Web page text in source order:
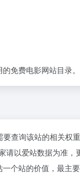
免费电影网站目录。
查询该站的相关权
请以爱站数据为准
个站的价值，最主